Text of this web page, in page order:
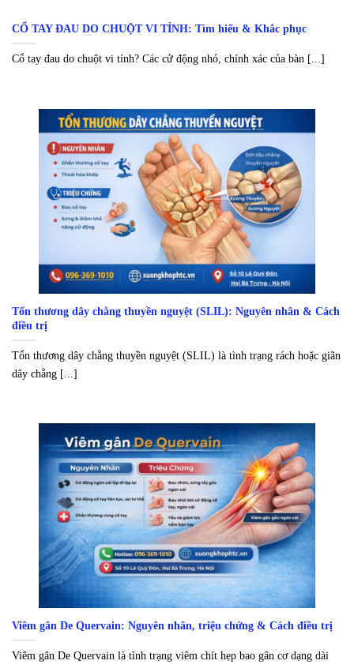
CỔ TAY ĐAU DO CHUỘT VI TÍNH: Tìm hiểu & Khắc phục
Cổ tay đau do chuột vi tính? Các cử động nhỏ, chính xác của bàn [...]
Tổn thương dây chằng thuyền nguyệt (SLIL): Nguyên nhân & Cách
điều trị
Tổn thương dây chằng thuyền nguyệt (SLIL) là tình trạng rách hoặc giãn
dây chằng [...]
Viêm gân De Quervain: Nguyên nhân, triệu chứng & Cách điều trị
Viêm gân De Quervain là tình trạng viêm chít hẹp bao gân cơ dạng dài